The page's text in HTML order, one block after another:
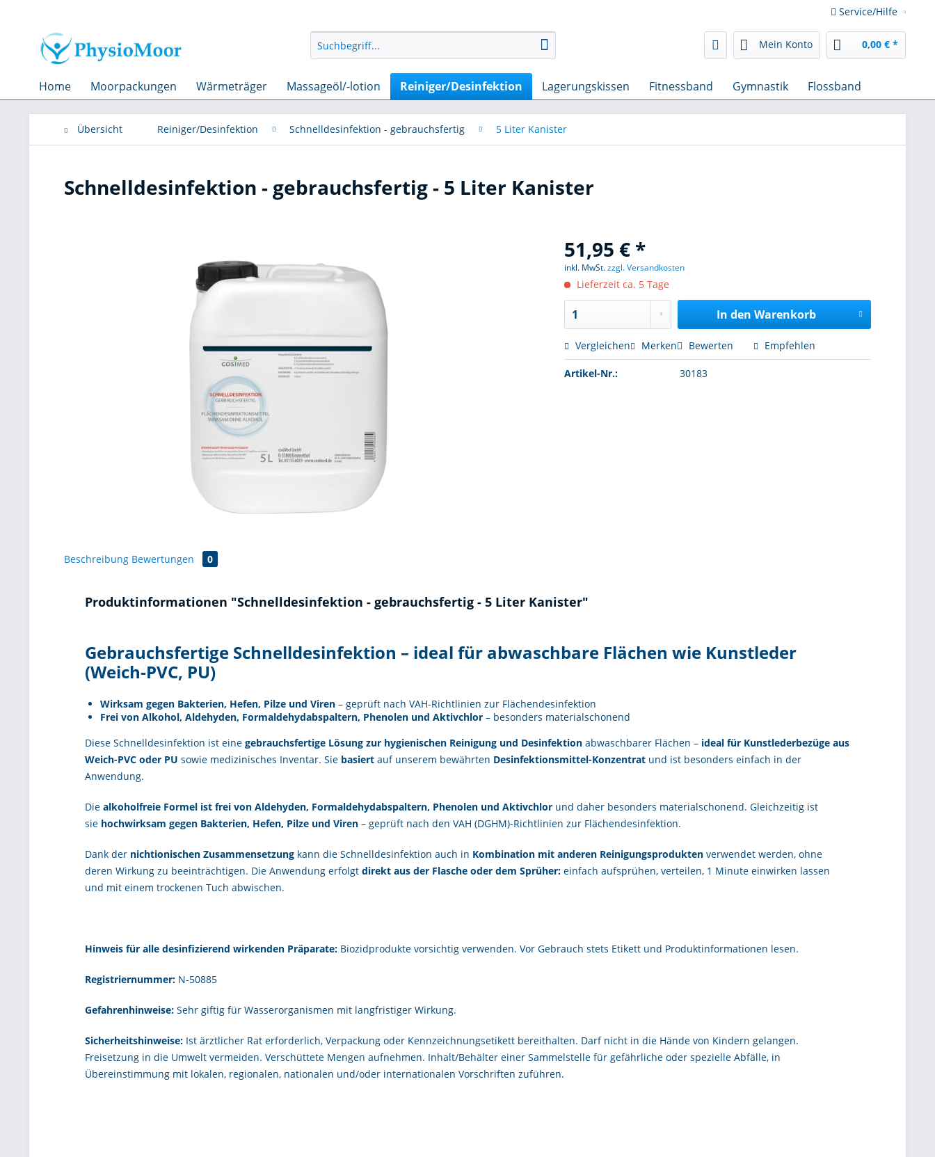
Service/Hilfe
Mein Konto 0,00 € *
Home Moorpackungen Wärmeträger Massageöl/-lotion Reiniger/Desinfektion Lagerungskissen Fitnessband Gymnastik Flossband
Übersicht Reiniger/Desinfektion Schnelldesinfektion - gebrauchsfertig 5 Liter Kanister
Schnelldesinfektion - gebrauchsfertig - 5 Liter Kanister
51,95 € *
inkl. MwSt.zzgl. Versandkosten
Lieferzeit ca. 5 Tage
In den Warenkorb
Vergleichen Merken Bewerten Empfehlen
Artikel-Nr.: 30183
Beschreibung Bewertungen 0
Produktinformationen "Schnelldesinfektion - gebrauchsfertig - 5 Liter Kanister"
Gebrauchsfertige Schnelldesinfektion – ideal für abwaschbare Flächen wie Kunstleder
(Weich-PVC, PU)
Wirksam gegen Bakterien, Hefen, Pilze und Viren – geprüft nach VAH-Richtlinien zur Flächendesinfektion
Frei von Alkohol, Aldehyden, Formaldehydabspaltern, Phenolen und Aktivchlor – besonders materialschonend
Diese Schnelldesinfektion ist eine gebrauchsfertige Lösung zur hygienischen Reinigung und Desinfektion abwaschbarer Flächen – ideal für Kunstlederbezüge aus
Weich-PVC oder PU sowie medizinisches Inventar. Sie basiert auf unserem bewährten Desinfektionsmittel-Konzentrat und ist besonders einfach in der
Anwendung.
Die alkoholfreie Formel ist frei von Aldehyden, Formaldehydabspaltern, Phenolen und Aktivchlor und daher besonders materialschonend. Gleichzeitig ist
sie hochwirksam gegen Bakterien, Hefen, Pilze und Viren – geprüft nach den VAH (DGHM)-Richtlinien zur Flächendesinfektion.
Dank der nichtionischen Zusammensetzung kann die Schnelldesinfektion auch in Kombination mit anderen Reinigungsprodukten verwendet werden, ohne
deren Wirkung zu beeinträchtigen. Die Anwendung erfolgt direkt aus der Flasche oder dem Sprüher: einfach aufsprühen, verteilen, 1 Minute einwirken lassen
und mit einem trockenen Tuch abwischen.
Hinweis für alle desinfizierend wirkenden Präparate: Biozidprodukte vorsichtig verwenden. Vor Gebrauch stets Etikett und Produktinformationen lesen.
Registriernummer: N-50885
Gefahrenhinweise: Sehr giftig für Wasserorganismen mit langfristiger Wirkung.
Sicherheitshinweise: Ist ärztlicher Rat erforderlich, Verpackung oder Kennzeichnungsetikett bereithalten. Darf nicht in die Hände von Kindern gelangen.
Freisetzung in die Umwelt vermeiden. Verschüttete Mengen aufnehmen. Inhalt/Behälter einer Sammelstelle für gefährliche oder spezielle Abfälle, in
Übereinstimmung mit lokalen, regionalen, nationalen und/oder internationalen Vorschriften zuführen.